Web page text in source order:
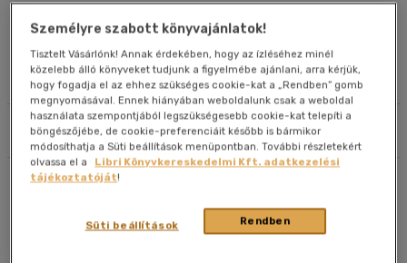
Művei
Szűrés Rendezés
Eladott darabszám szerint csökkenő
Eladott darabszám szerint növekvő
Cím szerint A-Z
Szerző szerint A-Z
Megjelenítés
20 db / oldal
Személyre szabott könyvajánlatok!
Tisztelt Vásárlónk! Annak érdekében, hogy az ízléséhez minél
közelebb álló könyveket tudjunk a figyelmébe ajánlani, arra kérjük,
hogy fogadja el az ehhez szükséges cookie-kat a „Rendben” gomb
megnyomásával. Ennek hiányában weboldalunk csak a weboldal
használata szempontjából legszükségesebb cookie-kat telepíti a
böngészőjébe, de cookie-preferenciáit később is bármikor
módosíthatja a Süti beállítások menüpontban. További részletekért
olvassa el a
Libri Könyvkereskedelmi Kft. adatkezelési
tájékoztatóját!
Rendben
Süti beállítások